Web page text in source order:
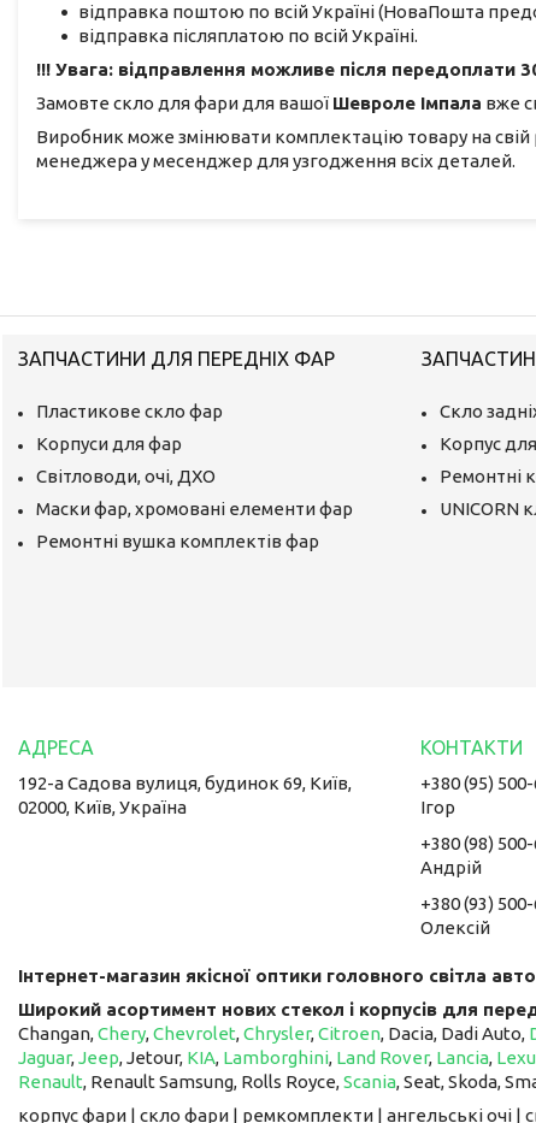
відправка поштою по всій Україні (НоваПошта
відправка післяплатою по всій Україні.
!!! Увага: відправлення можливе після передоплати
Замовте скло для фари для вашої Шевроле Імпала вже
Виробник може змінювати комплектацію товару на
менеджера у месенджер для узгодження всіх деталей.
ЗАПЧАСТИНИ ДЛЯ ПЕРЕДНІХ ФАР
Пластикове скло фар
Корпуси для фар
Світловоди, очі, ДХО
Маски фар, хромовані елементи фар
Ремонтні вушка комплектів фар
Скло
Корпус для
Ремонтні
UNICORN
192-а Садова вулиця, будинок 69, Київ,
02000, Київ, Україна
+380 (95)
Ігор
+380 (98)
Андрій
+380 (93)
Олексій
Інтернет-магазин якісної оптики головного світла
Широкий асортимент нових стекол і корпусів для
Changan,Chery,Chevrolet,Chrysler,Citroen, Dacia, Dadi Auto,
Jaguar,Jeep, Jetour, ​​​​​​​ KIA, Lamborghini, Land Rover, Lancia,
Renault, Renault Samsung, Rolls Royce,Scania, Seat, Skoda,
корпус фари | скло фари | ремкомплекти | ангельські очі |